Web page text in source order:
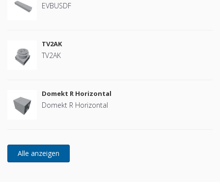
EVBUSDF
TV2AK
TV2AK
Domekt R Horizontal
Domekt R Horizontal